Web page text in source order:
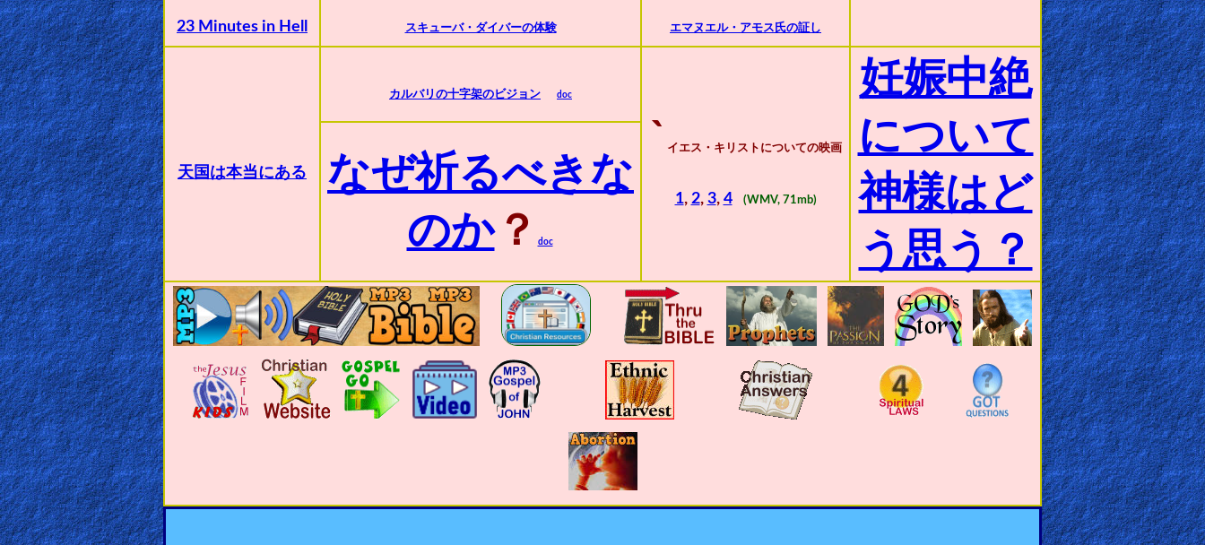
Godly
Movies
🎞
CBN
Videos
🎞
Kids
Videos
🎞
Worship
Music
🎞
Vids
for
New
Believers
23 Minutes in Hell スキューバ・ダイバーの体験 エマヌエル・アモス氏の証し
天国は本当にある
カルバリの十字架のビジョン doc
` イエス・キリストについての映画
1, 2, 3, 4 (WMV, 71mb)
妊娠中絶
について
神様はど
う思う？
なぜ祈るべきな
のか？ doc